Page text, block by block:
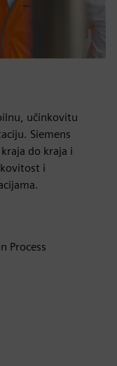
učinkovitu
Siemens
do kraja i
i
Process